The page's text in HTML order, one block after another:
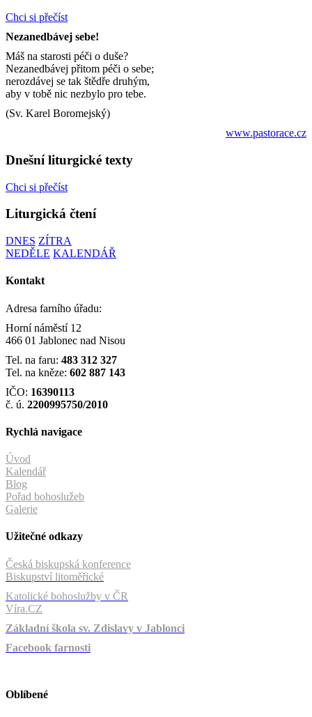
Chci si přečíst
Nezanedbávej sebe!
Máš na starosti péči o duše?
Nezanedbávej přitom péči o sebe;
nerozdávej se tak štědře druhým,
aby v tobě nic nezbylo pro tebe.
(Sv. Karel Boromejský)
www.pastorace.cz
Dnešní liturgické texty
Chci si přečíst
Liturgická čtení
DNES ZÍTRA
NEDĚLE KALENDÁŘ
Kontakt
Adresa farního úřadu:
Horní náměstí 12
466 01 Jablonec nad Nisou
Tel. na faru: 483 312 327
Tel. na kněze: 602 887 143
IČO: 16390113
č. ú. 2200995750/2010
Rychlá navigace
Úvod
Kalendář
Blog
Pořad bohoslužeb
Galerie
Užitečné odkazy
Česká biskupská konference
Biskupství litoměřické
Katolické bohoslužby v ČR
Víra.CZ
Základní škola sv. Zdislavy v Jablonci
Facebook farnosti
Oblíbené